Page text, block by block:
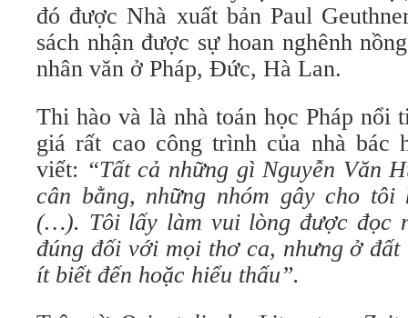
đó được Nhà xuất bản Paul
sách nhận được sự hoan nghênh
nhân văn ở Pháp, Đức, Hà Lan.
Thi hào và là nhà toán học Pháp nổi
giá rất cao công trình của nhà bác
viết: “Tất cả những gì Nguyễn Văn
cân bằng, những nhóm gây cho tôi
(…). Tôi lấy làm vui lòng được đọc
đúng đối với mọi thơ ca, nhưng ở
ít biết đến hoặc hiểu thấu”.